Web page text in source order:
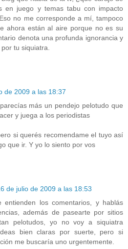
en juego y temas tabu con impacto
no me corresponde a mí, tampoco
ahora están al aire porque no es su
denota una profunda ignorancia y
tu siquiatra.
de 2009 a las 18:37
más un pendejo pelotudo que
y juega a los periodistas
si querés recomendame el tuyo así
que ir. Y yo lo siento por vos
de julio de 2009 a las 18:53
los comentarios, y hablás
además de pasearte por sitios
pelotudos, yo no voy a siquiatra
bien claras por suerte, pero si
me buscaría uno urgentemente.